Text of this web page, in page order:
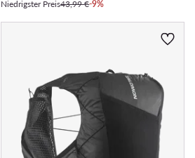
Niedrigster Preis43,99 €-9%